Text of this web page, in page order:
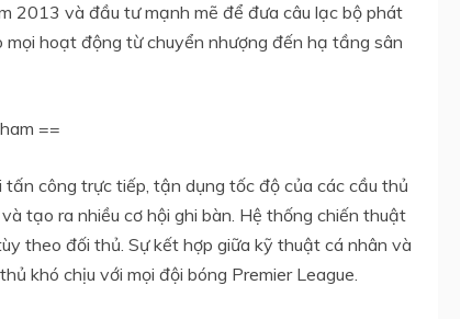
2013 và đầu tư mạnh mẽ để đưa câu lạc bộ phát
hoạt động từ chuyển nhượng đến hạ tầng sân
==
tấn công trực tiếp, tận dụng tốc độ của các cầu thủ
tạo ra nhiều cơ hội ghi bàn. Hệ thống chiến thuật
theo đối thủ. Sự kết hợp giữa kỹ thuật cá nhân và
khó chịu với mọi đội bóng Premier League.